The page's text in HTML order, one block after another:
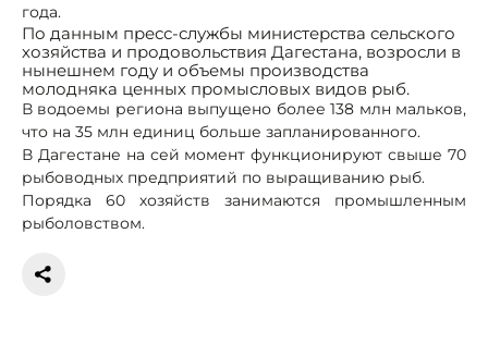
года.
По данным пресс-службы министерства сельского
хозяйства и продовольствия Дагестана, возросли в
нынешнем году и объемы производства
молодняка ценных промысловых видов рыб.
В водоемы региона выпущено более 138 млн мальков,
что на 35 млн единиц больше запланированного.
В Дагестане на сей момент функционируют свыше 70
рыбоводных предприятий по выращиванию рыб.
Порядка 60 хозяйств занимаются промышленным
рыболовством.